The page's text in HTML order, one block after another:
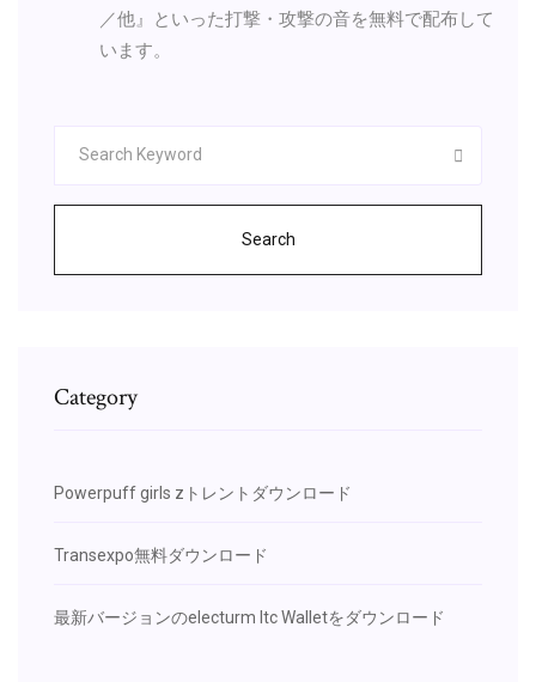
／他』といった打撃・攻撃の音を無料で配布して
います。
Search
Category
Powerpuff girls zトレントダウンロード
Transexpo無料ダウンロード
最新バージョンのelecturm ltc Walletをダウンロード